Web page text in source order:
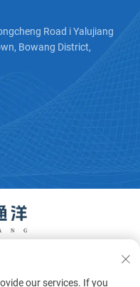
Road i Yalujiang
Bowang District,
our services. If you